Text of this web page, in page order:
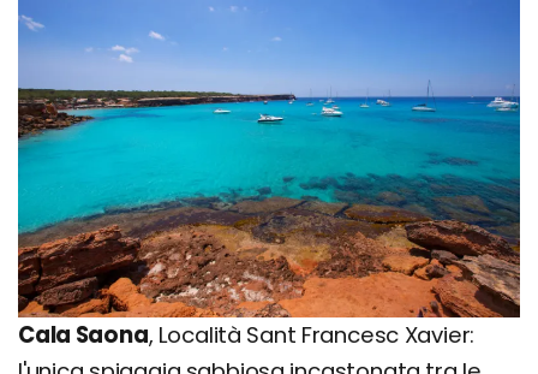
Cala Saona, Località Sant Francesc Xavier: